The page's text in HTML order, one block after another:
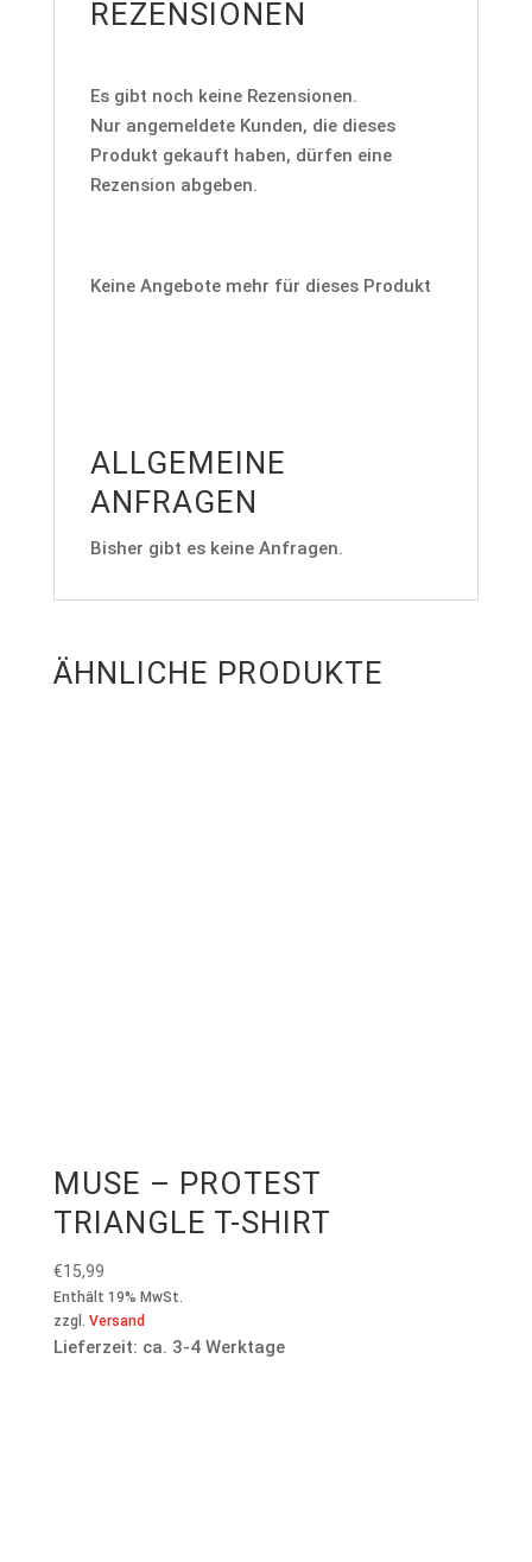
REZENSIONEN
Es gibt noch keine Rezensionen.
Nur angemeldete Kunden, die dieses
Produkt gekauft haben, dürfen eine
Rezension abgeben.
Keine Angebote mehr für dieses Produkt
ALLGEMEINE
ANFRAGEN
Bisher gibt es keine Anfragen.
ÄHNLICHE PRODUKTE
MUSE – PROTEST
TRIANGLE T-SHIRT
€15,99
Enthält 19% MwSt.
zzgl. Versand
Lieferzeit: ca. 3-4 Werktage